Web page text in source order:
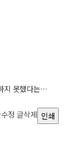
지 못했다는…
인쇄
정 글삭제